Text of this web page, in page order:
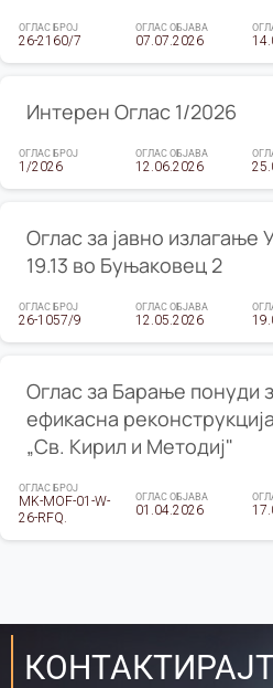
ОГЛАС БРОЈ
26-2160/7
ОГЛАС ОБЈАВА
07.07.2026
Интерен Оглас 1/2026
ОГЛАС БРОЈ
1/2026
ОГЛАС ОБЈАВА
12.06.2026
Оглас за јавно излагање
19.13 во Буњаковец 2
ОГЛАС БРОЈ
26-1057/9
ОГЛАС ОБЈАВА
12.05.2026
Оглас за Барање понуди
ефикасна
„Св. Кирил и Методиј"
ОГЛАС БРОЈ
MK-MOF-01-W-
26-RFQ.
ОГЛАС ОБЈАВА
01.04.2026